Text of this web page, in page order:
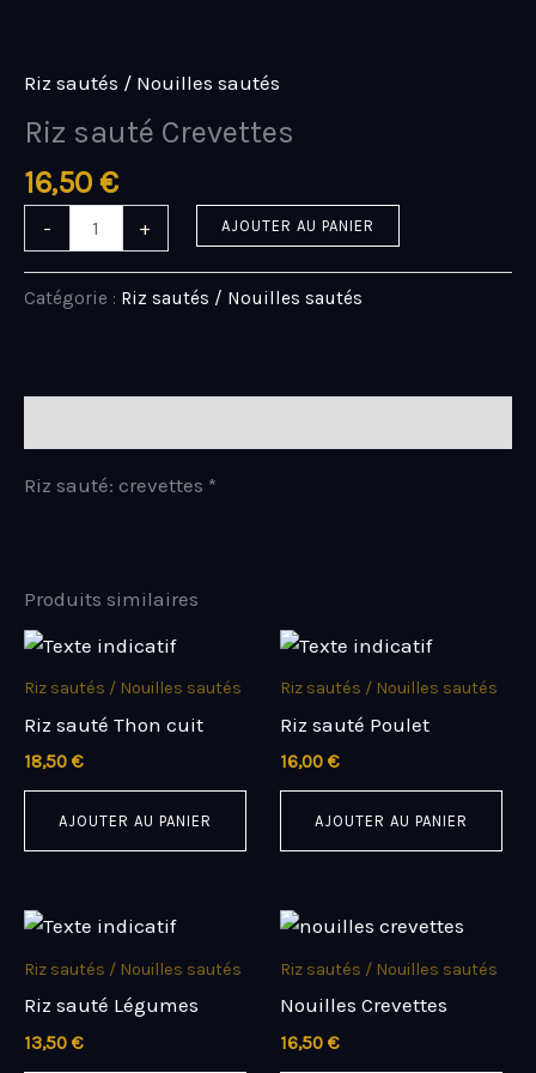
contenu
Riz sautés / Nouilles sautés
Riz sauté Crevettes
16,50 €
-
Riz
Crevettes
+ AJOUTER AU PANIER
Catégorie : Riz sautés / Nouilles sautés
Riz sauté: crevettes *
Produits similaires
Riz sautés / Nouilles sautés
Riz sauté Thon cuit
18,50 €
AJOUTER AU PANIER
Riz sautés / Nouilles sautés
Riz sauté Poulet
16,00 €
AJOUTER AU PANIER
Riz sautés / Nouilles sautés
Riz sauté Légumes
13,50 €
Riz sautés / Nouilles sautés
Nouilles Crevettes
16,50 €